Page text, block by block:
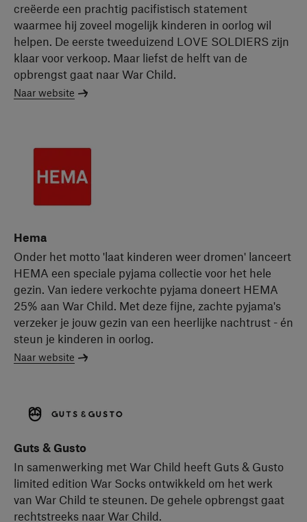
creëerde een prachtig pacifistisch statement
waarmee hij zoveel mogelijk kinderen in oorlog wil
helpen. De eerste tweeduizend LOVE SOLDIERS zijn
klaar voor verkoop. Maar liefst de helft van de
opbrengst gaat naar War Child.
Naar website
Hema
Onder het motto 'laat kinderen weer dromen' lanceert
HEMA een speciale pyjama collectie voor het hele
gezin. Van iedere verkochte pyjama doneert HEMA
25% aan War Child. Met deze fijne, zachte pyjama's
verzeker je jouw gezin van een heerlijke nachtrust - én
steun je kinderen in oorlog.
Naar website
Guts & Gusto
In samenwerking met War Child heeft Guts & Gusto
limited edition War Socks ontwikkeld om het werk
van War Child te steunen. De gehele opbrengst gaat
rechtstreeks naar War Child.